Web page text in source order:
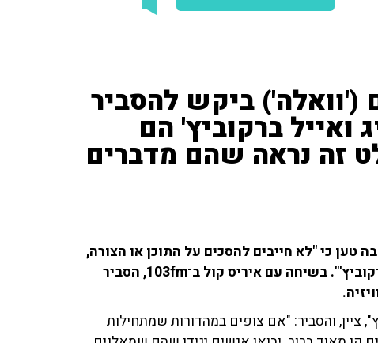
('וואלה') ביקש להסביר
ואייל ברקוביץ' הם
זה נראה שהם מדברים
כי "לא חייבים להסכים על התוכן או הצורה,
אבל אין בישראל עיתונאים אמיצים כמו אופירה וברקוביץ'". בשיחה עם איריס קול ב־103fm, הסביר
ציין, והסביר: "אם צופים במהדורות שמתחילות